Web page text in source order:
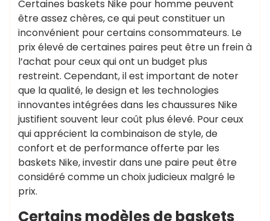
Certaines baskets Nike pour homme peuvent
être assez chères, ce qui peut constituer un
inconvénient pour certains consommateurs. Le
prix élevé de certaines paires peut être un frein à
l’achat pour ceux qui ont un budget plus
restreint. Cependant, il est important de noter
que la qualité, le design et les technologies
innovantes intégrées dans les chaussures Nike
justifient souvent leur coût plus élevé. Pour ceux
qui apprécient la combinaison de style, de
confort et de performance offerte par les
baskets Nike, investir dans une paire peut être
considéré comme un choix judicieux malgré le
prix.
Certains modèles de baskets